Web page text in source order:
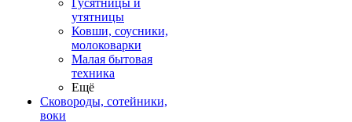
Гусятницы и
утятницы
Ковши, соусники,
молоковарки
Малая бытовая
техника
Ещё
Сковороды, сотейники,
воки